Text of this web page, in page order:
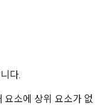
다.
요소에 상위 요소가 없